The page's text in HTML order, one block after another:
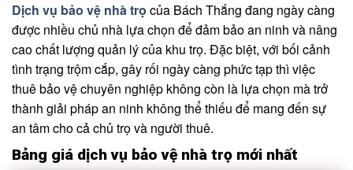
Dịch vụ bảo vệ nhà trọ của Bách Thắng đang ngày càng
được nhiều chủ nhà lựa chọn để đảm bảo an ninh và nâng
cao chất lượng quản lý của khu trọ. Đặc biệt, với bối cảnh
tình trạng trộm cắp, gây rối ngày càng phức tạp thì việc
thuê bảo vệ chuyên nghiệp không còn là lựa chọn mà trở
thành giải pháp an ninh không thể thiếu để mang đến sự
an tâm cho cả chủ trọ và người thuê.
Bảng giá dịch vụ bảo vệ nhà trọ mới nhất